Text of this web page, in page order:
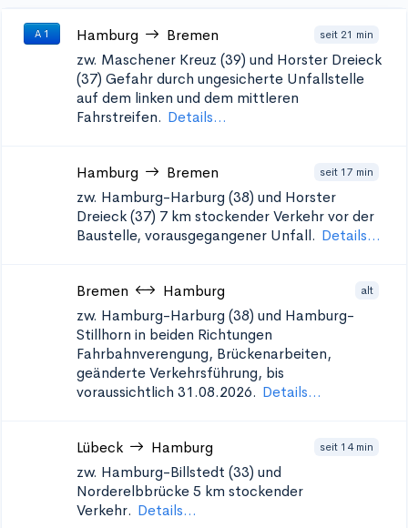
A 1 Hamburg Bremen seit 21 min
zw. Maschener Kreuz (39) und Horster Dreieck
(37) Gefahr durch ungesicherte Unfallstelle
auf dem linken und dem mittleren
Fahrstreifen. Details...
Hamburg Bremen seit 17 min
zw. Hamburg-Harburg (38) und Horster
Dreieck (37) 7 km stockender Verkehr vor der
Baustelle, vorausgegangener Unfall. Details...
Bremen Hamburg alt
zw. Hamburg-Harburg (38) und Hamburg-
Stillhorn in beiden Richtungen
Fahrbahnverengung, Brückenarbeiten,
geänderte Verkehrsführung, bis
voraussichtlich 31.08.2026. Details...
Lübeck Hamburg seit 14 min
zw. Hamburg-Billstedt (33) und
Norderelbbrücke5 km stockender
Verkehr. Details...